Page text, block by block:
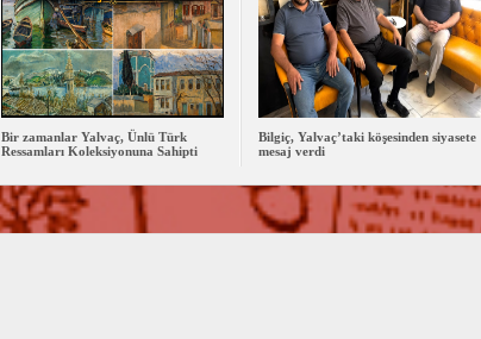
Bir zamanlar Yalvaç, Ünlü Türk
Ressamları Koleksiyonuna Sahipti
Bilgiç, Yalvaç’taki köşesinden siyasete
mesaj verdi